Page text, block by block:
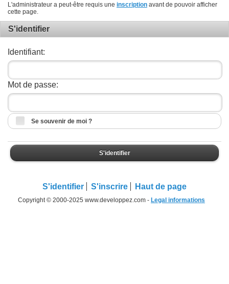
L'administrateur a peut-être requis une inscription avant de pouvoir afficher
cette page.
S'identifier
Identifiant:
Mot de passe:
Se souvenir de moi ?
S'identifier
S'identifier S'inscrire Haut de page
Copyright © 2000-2025 www.developpez.com - Legal informations